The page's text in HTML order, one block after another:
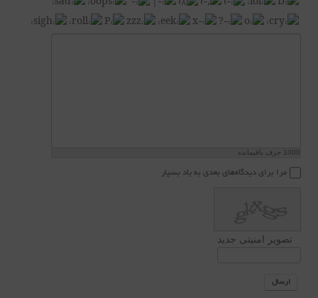
1000 حرف باقیمانده
مرا برای دیدگاه‌های بعدی به یاد بسپار
تصویر امنیتی جدید
ارسال